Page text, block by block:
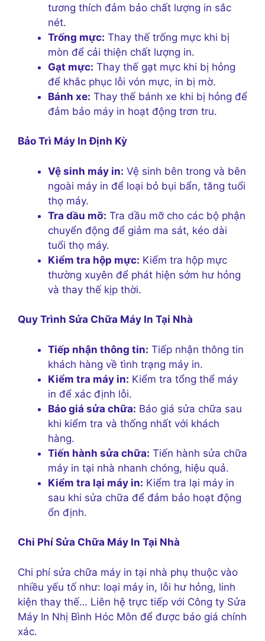
tương thích đảm bảo chất lượng in sắc
nét.
Trống mực: Thay thế trống mực khi bị
mòn để cải thiện chất lượng in.
Gạt mực: Thay thế gạt mực khi bị hỏng
để khắc phục lỗi vón mực, in bị mờ.
Bánh xe: Thay thế bánh xe khi bị hỏng để
đảm bảo máy in hoạt động trơn tru.
Bảo Trì Máy In Định Kỳ
Vệ sinh máy in: Vệ sinh bên trong và bên
ngoài máy in để loại bỏ bụi bẩn, tăng tuổi
thọ máy.
Tra dầu mỡ: Tra dầu mỡ cho các bộ phận
chuyển động để giảm ma sát, kéo dài
tuổi thọ máy.
Kiểm tra hộp mực: Kiểm tra hộp mực
thường xuyên để phát hiện sớm hư hỏng
và thay thế kịp thời.
Quy Trình Sửa Chữa Máy In Tại Nhà
Tiếp nhận thông tin: Tiếp nhận thông tin
khách hàng về tình trạng máy in.
Kiểm tra máy in: Kiểm tra tổng thể máy
in để xác định lỗi.
Báo giá sửa chữa: Báo giá sửa chữa sau
khi kiểm tra và thống nhất với khách
hàng.
Tiến hành sửa chữa: Tiến hành sửa chữa
máy in tại nhà nhanh chóng, hiệu quả.
Kiểm tra lại máy in: Kiểm tra lại máy in
sau khi sửa chữa để đảm bảo hoạt động
ổn định.
Chi Phí Sửa Chữa Máy In Tại Nhà
Chi phí sửa chữa máy in tại nhà phụ thuộc vào
nhiều yếu tố như: loại máy in, lỗi hư hỏng, linh
kiện thay thế… Liên hệ trực tiếp với Công ty Sửa
Máy In Nhị Bình Hóc Môn để được báo giá chính
xác.